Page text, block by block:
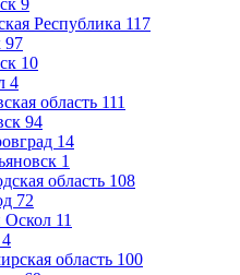
9
Республика 117
97
10
4
область 111
94
14
1
область 108
72
Оскол 11
4
область 100